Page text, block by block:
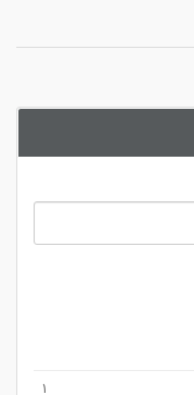
1